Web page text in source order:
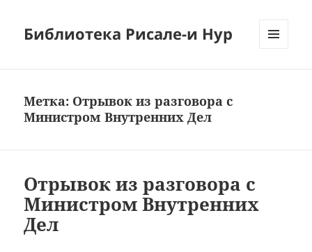
Библиотека Рисале-и Нур
Метка: Отрывок из разговора с
Министром Внутренних Дел
Отрывок из разговора с
Министром Внутренних
Дел